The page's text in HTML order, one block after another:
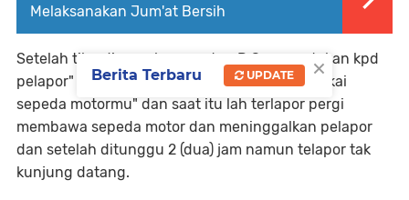
Melaksanakan Jum'at Bersih
Setelah tiba di rumah orang tua D.S mengatakan kpd
pelapor" dek kau tunggu disini sebentar kupakai
sepeda motormu" dan saat itu lah terlapor pergi
membawa sepeda motor dan meninggalkan pelapor
dan setelah ditunggu 2 (dua) jam namun telapor tak
kunjung datang.
×
Berita Terbaru UPDATE